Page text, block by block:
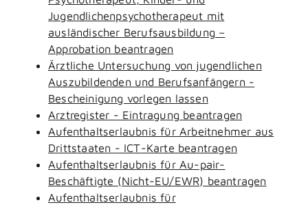
Jugendlichenpsychotherapeut mit
ausländischer Berufsausbildung –
Approbation beantragen
Ärztliche Untersuchung von jugendlichen
Auszubildenden und Berufsanfängern -
Bescheinigung vorlegen lassen
Arztregister - Eintragung beantragen
Aufenthaltserlaubnis für Arbeitnehmer aus
Drittstaaten - ICT-Karte beantragen
Aufenthaltserlaubnis für Au-pair-
Beschäftigte (Nicht-EU/EWR) beantragen
Aufenthaltserlaubnis für